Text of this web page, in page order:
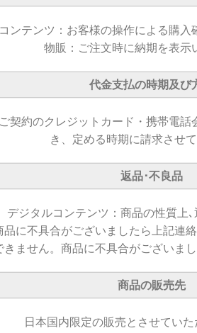
ンテンツ：お客様の操作による購入
物販：ご注文時に納期を表示
代金支払の時期及び
契約のクレジットカード・携帯電
き、定める時期に請求させて
返品･不良品
デジタルコンテンツ：商品の性質上､
品に不具合がございましたら上記連
ません。商品に不具合がございま
商品の販売先
日本国内限定の販売とさせていた